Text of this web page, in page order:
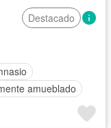
Destacado
amueblado